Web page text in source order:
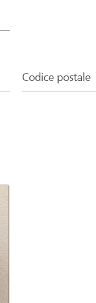
Codice postale